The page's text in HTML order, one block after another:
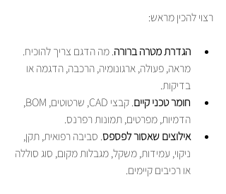
רצוי להכין מראש:
הגדרת מטרה ברורה. מה הדגם צריך להוכיח.
מראה, פעולה, ארגונומיה, הרכבה, הדגמה או
בדיקות.
חומר טכני קיים
. קבצי CAD, שרטוטים, BOM,
הדמיות, מפרטים, תמונות רפרנס.
אילוצים שאסור לפספס. סביבה רפואית, תקן,
ניקוי, עמידות, משקל, מגבלות מקום, סוג סוללה
או רכיבים קיימים.